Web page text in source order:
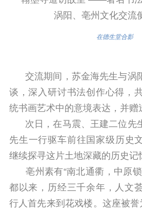
在德生堂合影
交流期间，苏金海先生与涡
谈，深入研讨书法创作心得，
统书画艺术中的意境表达，并赠
次日，在马震、王建二位先
先生一行驱车前往国家级历史
继续探寻这片土地深藏的历史记
亳州素有“南北通衢，中原锁
都以来，历经三千余年，人文
行人首先来到花戏楼。这座被誉